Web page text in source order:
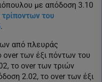
με απόδοση 3.10
του
.
από πλευράς
των έξι πόντων του
το over των τριών
2.02, το over των έξι